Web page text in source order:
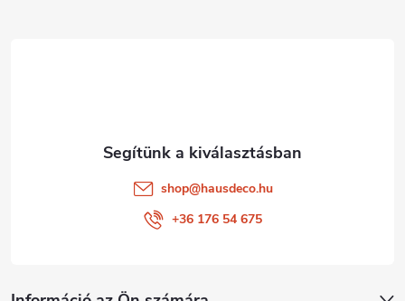
shop@hausdeco.hu
+36 176 54 675